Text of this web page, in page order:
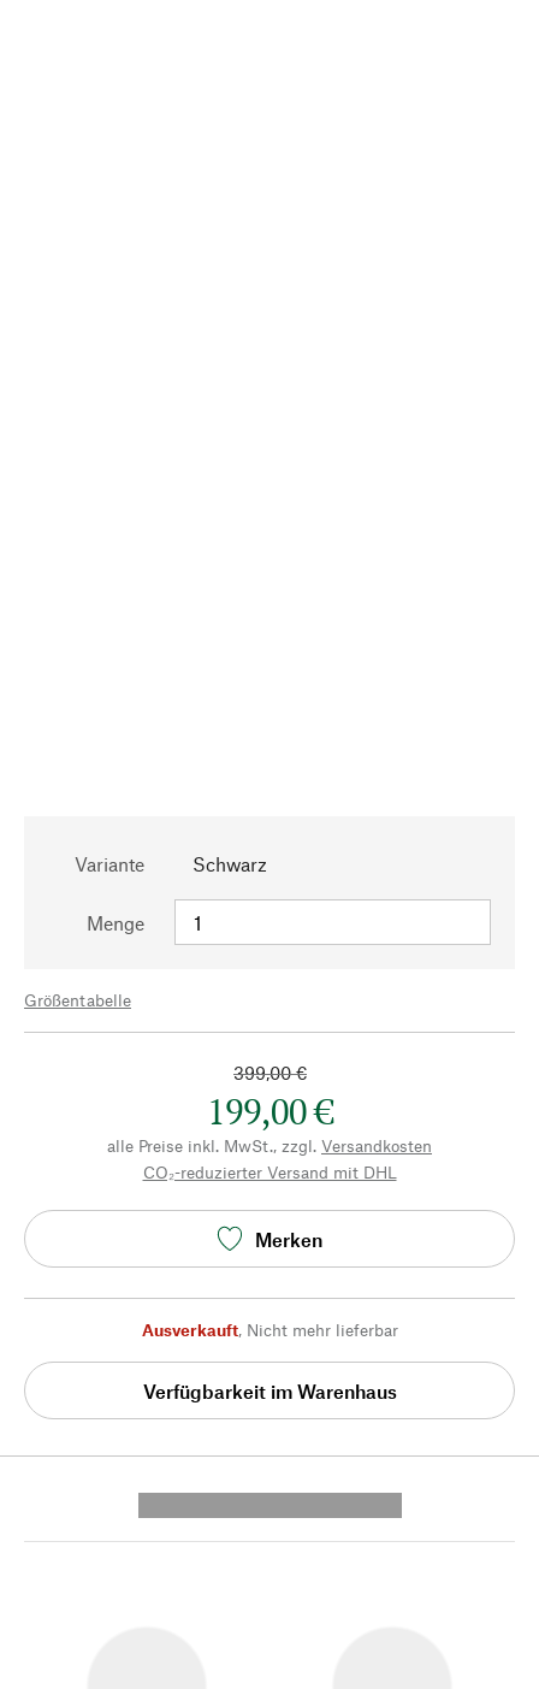
Variante Schwarz
Menge
Größentabelle
399,00 €
199,00 €
alle Preise inkl. MwSt., zzgl. Versandkosten
CO₂-reduzierter Versand mit DHL
Merken
Ausverkauft, Nicht mehr lieferbar
Verfügbarkeit im Warenhaus